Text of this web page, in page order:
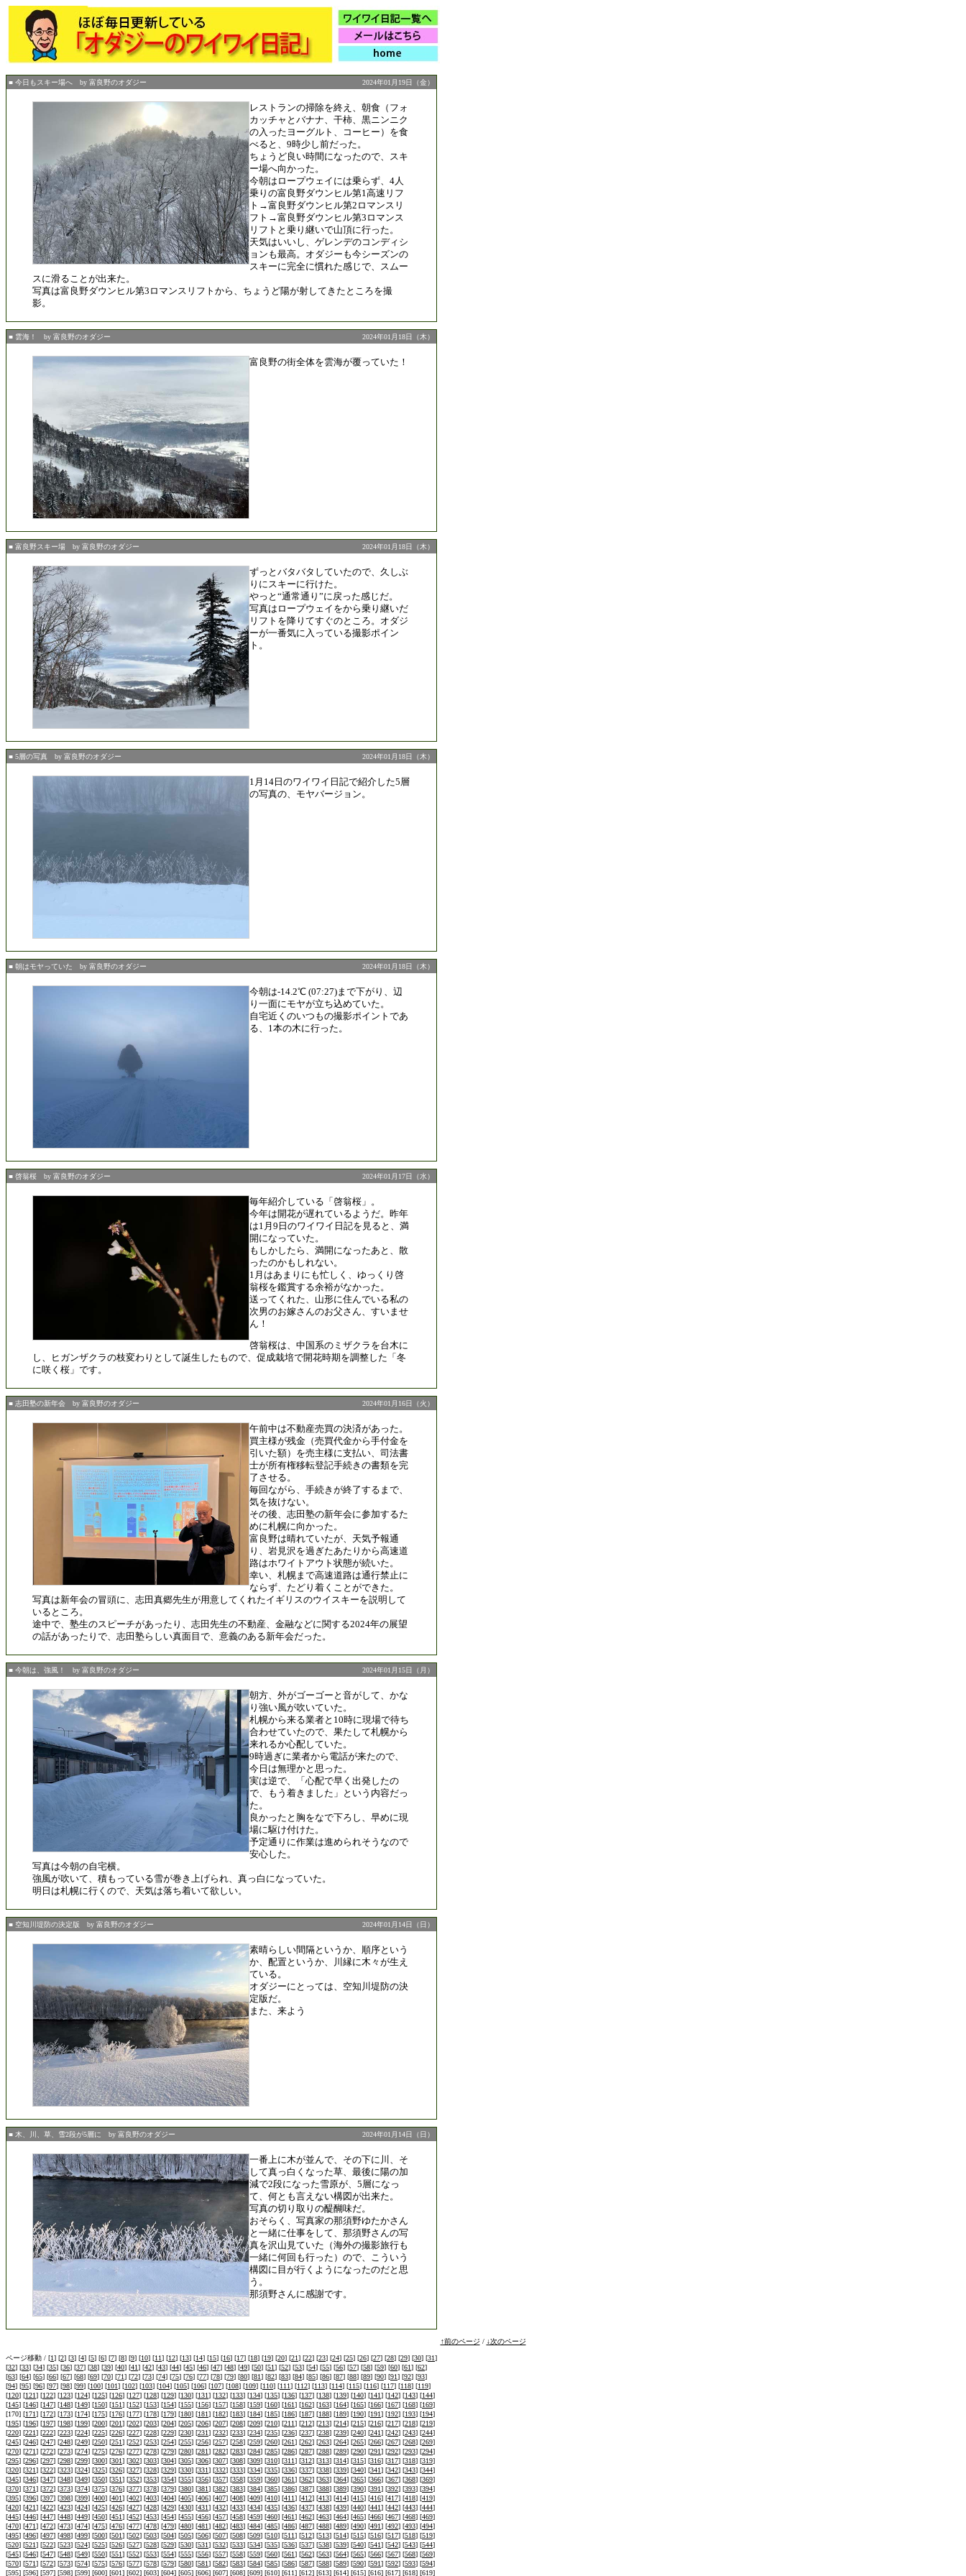
■ 今日もスキー場へ by 富良野のオダジー 2024年01月19日（金）
レストランの掃除を終え、朝食（フォ
カッチャとバナナ、干柿、黒ニンニク
の入ったヨーグルト、コーヒー）を食
べると、9時少し前だった。
ちょうど良い時間になったので、スキ
ー場へ向かった。
今朝はロープウェイには乗らず、4人
乗りの富良野ダウンヒル第1高速リフ
ト→富良野ダウンヒル第2ロマンスリ
フト→富良野ダウンヒル第3ロマンス
リフトと乗り継いで山頂に行った。
天気はいいし、ゲレンデのコンディシ
ョンも最高。オダジーも今シーズンの
スキーに完全に慣れた感じで、スムー
スに滑ることが出来た。
写真は富良野ダウンヒル第3ロマンスリフトから、ちょうど陽が射してきたところを撮
影。
■ 雲海！ by 富良野のオダジー 2024年01月18日（木）
富良野の街全体を雲海が覆っていた！
■ 富良野スキー場 by 富良野のオダジー 2024年01月18日（木）
ずっとバタバタしていたので、久しぶ
りにスキーに行けた。
やっと“通常通り”に戻った感じだ。
写真はロープウェイをから乗り継いだ
リフトを降りてすぐのところ。オダジ
ーが一番気に入っている撮影ポイン
ト。
■ 5層の写真 by 富良野のオダジー 2024年01月18日（木）
1月14日のワイワイ日記で紹介した5層
の写真の、モヤバージョン。
■ 朝はモヤっていた by 富良野のオダジー 2024年01月18日（木）
今朝は-14.2℃ (07:27)まで下がり、辺
り一面にモヤが立ち込めていた。
自宅近くのいつもの撮影ポイントであ
る、1本の木に行った。
■ 啓翁桜 by 富良野のオダジー 2024年01月17日（水）
毎年紹介している「啓翁桜」。
今年は開花が遅れているようだ。昨年
は1月9日のワイワイ日記を見ると、満
開になっていた。
もしかしたら、満開になったあと、散
ったのかもしれない。
1月はあまりにも忙しく、ゆっくり啓
翁桜を鑑賞する余裕がなかった。
送ってくれた、山形に住んでいる私の
次男のお嫁さんのお父さん、すいませ
ん！
啓翁桜は、中国系のミザクラを台木に
し、ヒガンザクラの枝変わりとして誕生したもので、促成栽培で開花時期を調整した「冬
に咲く桜」です。
■ 志田塾の新年会 by 富良野のオダジー 2024年01月16日（火）
午前中は不動産売買の決済があった。
買主様が残金（売買代金から手付金を
引いた額）を売主様に支払い、司法書
士が所有権移転登記手続きの書類を完
了させる。
毎回ながら、手続きが終了するまで、
気を抜けない。
その後、志田塾の新年会に参加するた
めに札幌に向かった。
富良野は晴れていたが、天気予報通
り、岩見沢を過ぎたあたりから高速道
路はホワイトアウト状態が続いた。
幸い、札幌まで高速道路は通行禁止に
ならず、たどり着くことができた。
写真は新年会の冒頭に、志田真郷先生が用意してくれたイギリスのウイスキーを説明して
いるところ。
途中で、塾生のスピーチがあったり、志田先生の不動産、金融などに関する2024年の展望
の話があったりで、志田塾らしい真面目で、意義のある新年会だった。
■ 今朝は、強風！ by 富良野のオダジー 2024年01月15日（月）
朝方、外がゴーゴーと音がして、かな
り強い風が吹いていた。
札幌から来る業者と10時に現場で待ち
合わせていたので、果たして札幌から
来れるか心配していた。
9時過ぎに業者から電話が来たので、
今日は無理かと思った。
実は逆で、「心配で早く出発したの
で、もう着きました」という内容だっ
た。
良かったと胸をなで下ろし、早めに現
場に駆け付けた。
予定通りに作業は進められそうなので
安心した。
写真は今朝の自宅横。
強風が吹いて、積もっている雪が巻き上げられ、真っ白になっていた。
明日は札幌に行くので、天気は落ち着いて欲しい。
■ 空知川堤防の決定版 by 富良野のオダジー 2024年01月14日（日）
素晴らしい間隔というか、順序という
か、配置というか、川縁に木々が生え
ている。
オダジーにとっては、空知川堤防の決
定版だ。
また、来よう
■ 木、川、草、雪2段が5層に by 富良野のオダジー 2024年01月14日（日）
一番上に木が並んで、その下に川、そ
して真っ白くなった草、最後に陽の加
減で2段になった雪原が、5層になっ
て、何とも言えない構図が出来た。
写真の切り取りの醍醐味だ。
おそらく、写真家の那須野ゆたかさん
と一緒に仕事をして、那須野さんの写
真を沢山見ていた（海外の撮影旅行も
一緒に何回も行った）ので、こういう
構図に目が行くようになったのだと思
う。
那須野さんに感謝です。
↑前のページ / ↓次のページ
ページ移動 / [1] [2] [3] [4] [5] [6] [7] [8] [9] [10] [11] [12] [13] [14] [15] [16] [17] [18] [19] [20] [21] [22] [23] [24] [25] [26] [27] [28] [29] [30] [31]
[32] [33] [34] [35] [36] [37] [38] [39] [40] [41] [42] [43] [44] [45] [46] [47] [48] [49] [50] [51] [52] [53] [54] [55] [56] [57] [58] [59] [60] [61] [62]
[63] [64] [65] [66] [67] [68] [69] [70] [71] [72] [73] [74] [75] [76] [77] [78] [79] [80] [81] [82] [83] [84] [85] [86] [87] [88] [89] [90] [91] [92] [93]
[94] [95] [96] [97] [98] [99] [100] [101] [102] [103] [104] [105] [106] [107] [108] [109] [110] [111] [112] [113] [114] [115] [116] [117] [118] [119]
[120] [121] [122] [123] [124] [125] [126] [127] [128] [129] [130] [131] [132] [133] [134] [135] [136] [137] [138] [139] [140] [141] [142] [143] [144]
[145] [146] [147] [148] [149] [150] [151] [152] [153] [154] [155] [156] [157] [158] [159] [160] [161] [162] [163] [164] [165] [166] [167] [168] [169]
[170] [171] [172] [173] [174] [175] [176] [177] [178] [179] [180] [181] [182] [183] [184] [185] [186] [187] [188] [189] [190] [191] [192] [193] [194]
[195] [196] [197] [198] [199] [200] [201] [202] [203] [204] [205] [206] [207] [208] [209] [210] [211] [212] [213] [214] [215] [216] [217] [218] [219]
[220] [221] [222] [223] [224] [225] [226] [227] [228] [229] [230] [231] [232] [233] [234] [235] [236] [237] [238] [239] [240] [241] [242] [243] [244]
[245] [246] [247] [248] [249] [250] [251] [252] [253] [254] [255] [256] [257] [258] [259] [260] [261] [262] [263] [264] [265] [266] [267] [268] [269]
[270] [271] [272] [273] [274] [275] [276] [277] [278] [279] [280] [281] [282] [283] [284] [285] [286] [287] [288] [289] [290] [291] [292] [293] [294]
[295] [296] [297] [298] [299] [300] [301] [302] [303] [304] [305] [306] [307] [308] [309] [310] [311] [312] [313] [314] [315] [316] [317] [318] [319]
[320] [321] [322] [323] [324] [325] [326] [327] [328] [329] [330] [331] [332] [333] [334] [335] [336] [337] [338] [339] [340] [341] [342] [343] [344]
[345] [346] [347] [348] [349] [350] [351] [352] [353] [354] [355] [356] [357] [358] [359] [360] [361] [362] [363] [364] [365] [366] [367] [368] [369]
[370] [371] [372] [373] [374] [375] [376] [377] [378] [379] [380] [381] [382] [383] [384] [385] [386] [387] [388] [389] [390] [391] [392] [393] [394]
[395] [396] [397] [398] [399] [400] [401] [402] [403] [404] [405] [406] [407] [408] [409] [410] [411] [412] [413] [414] [415] [416] [417] [418] [419]
[420] [421] [422] [423] [424] [425] [426] [427] [428] [429] [430] [431] [432] [433] [434] [435] [436] [437] [438] [439] [440] [441] [442] [443] [444]
[445] [446] [447] [448] [449] [450] [451] [452] [453] [454] [455] [456] [457] [458] [459] [460] [461] [462] [463] [464] [465] [466] [467] [468] [469]
[470] [471] [472] [473] [474] [475] [476] [477] [478] [479] [480] [481] [482] [483] [484] [485] [486] [487] [488] [489] [490] [491] [492] [493] [494]
[495] [496] [497] [498] [499] [500] [501] [502] [503] [504] [505] [506] [507] [508] [509] [510] [511] [512] [513] [514] [515] [516] [517] [518] [519]
[520] [521] [522] [523] [524] [525] [526] [527] [528] [529] [530] [531] [532] [533] [534] [535] [536] [537] [538] [539] [540] [541] [542] [543] [544]
[545] [546] [547] [548] [549] [550] [551] [552] [553] [554] [555] [556] [557] [558] [559] [560] [561] [562] [563] [564] [565] [566] [567] [568] [569]
[570] [571] [572] [573] [574] [575] [576] [577] [578] [579] [580] [581] [582] [583] [584] [585] [586] [587] [588] [589] [590] [591] [592] [593] [594]
[595] [596] [597] [598] [599] [600] [601] [602] [603] [604] [605] [606] [607] [608] [609] [610] [611] [612] [613] [614] [615] [616] [617] [618] [619]